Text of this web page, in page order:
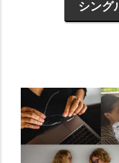
シング